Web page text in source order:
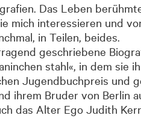
Das Leben
mich interessieren und
in Teilen, beides.
geschriebene
stahl«, in dem sie
Jugendbuchpreis und
ihrem Bruder von Berlin
das Alter Ego Judith